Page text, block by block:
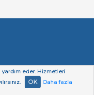
eder. Hizmetleri
OK
Daha fazla